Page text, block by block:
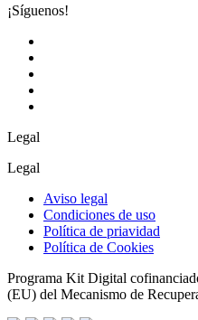
¡Síguenos!
Legal
Legal
Aviso legal
Condiciones de uso
Política de priavidad
Política de Cookies
Programa Kit Digital
(EU) del Mecanismo de